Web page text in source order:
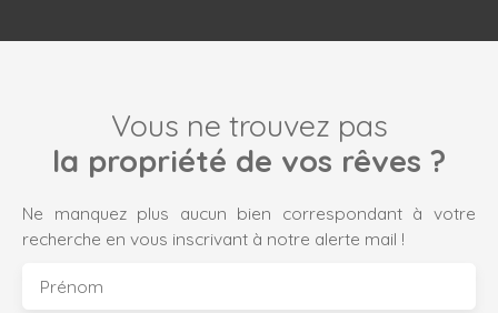
Vous ne trouvez pas
la propriété de vos rêves ?
Ne manquez plus aucun bien correspondant à votre
recherche en vous inscrivant à notre alerte mail !
Prénom